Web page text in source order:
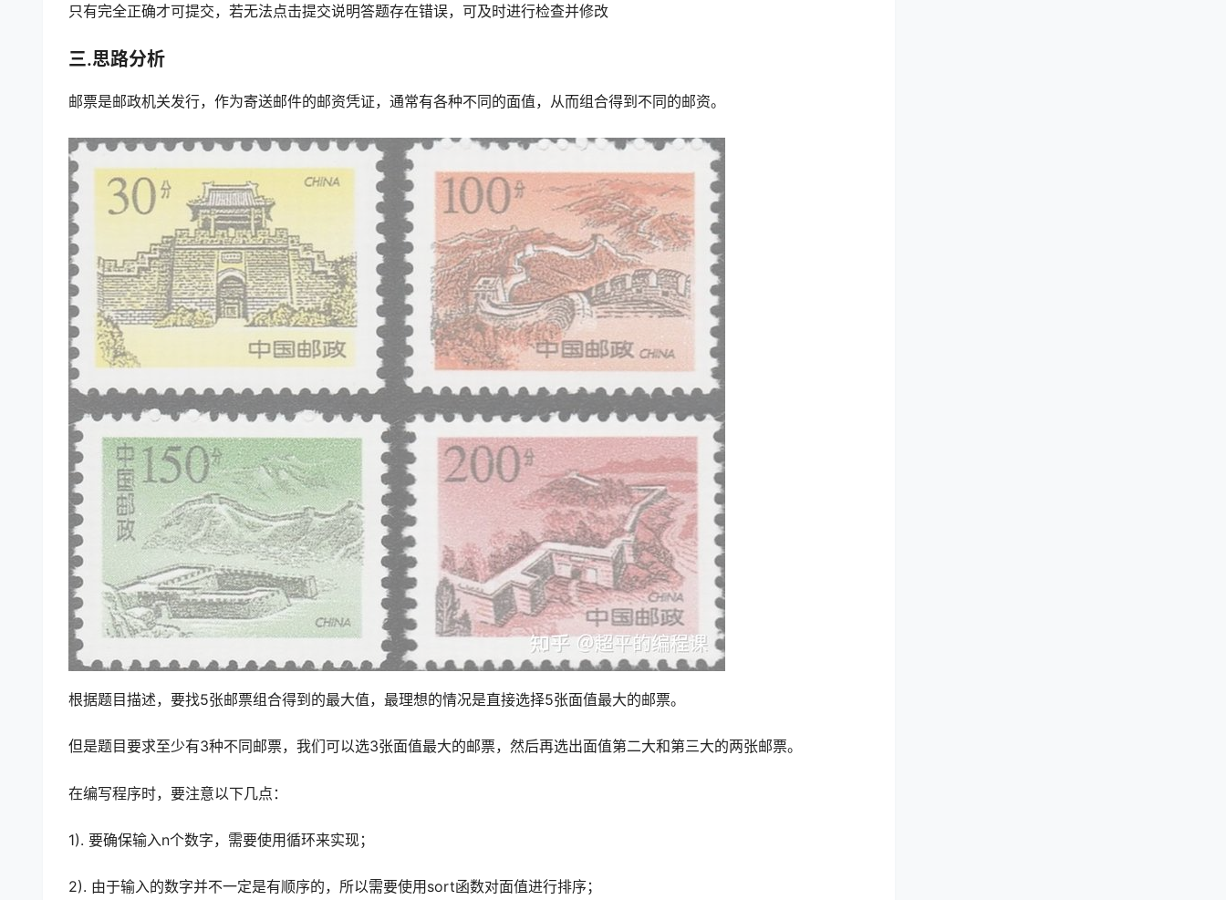
只有完全正确才可提交，若无法点击提交说明答题存在错误，可及时进行检查并修改
三.思路分析
邮票是邮政机关发行，作为寄送邮件的邮资凭证，通常有各种不同的面值，从而组合得到不同的邮资。
根据题目描述，要找5张邮票组合得到的最大值，最理想的情况是直接选择5张面值最大的邮票。
但是题目要求至少有3种不同邮票，我们可以选3张面值最大的邮票，然后再选出面值第二大和第三大的两张邮票。
在编写程序时，要注意以下几点：
1). 要确保输入n个数字，需要使用循环来实现；
2). 由于输入的数字并不一定是有顺序的，所以需要使用sort函数对面值进行排序；